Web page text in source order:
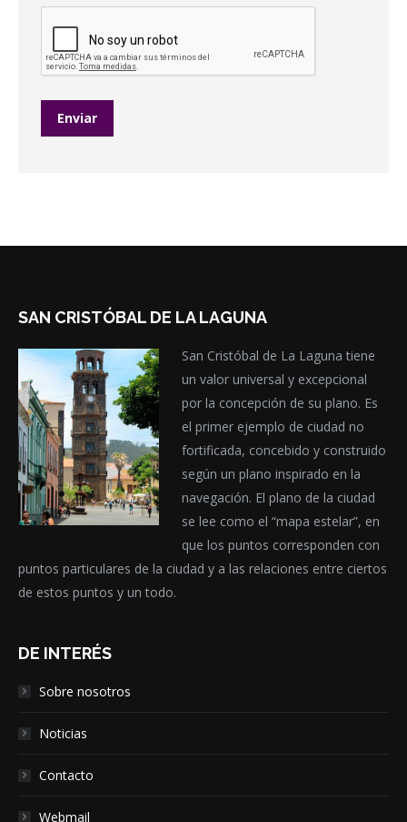
SAN CRISTÓBAL DE LA LAGUNA
San Cristóbal de La Laguna tiene
un valor universal y excepcional
por la concepción de su plano. Es
el primer ejemplo de ciudad no
fortificada, concebido y construido
según un plano inspirado en la
navegación. El plano de la ciudad
se lee como el “mapa estelar”, en
que los puntos corresponden con
puntos particulares de la ciudad y a las relaciones entre ciertos
de estos puntos y un todo.
DE INTERÉS
Sobre nosotros
Noticias
Contacto
Webmail